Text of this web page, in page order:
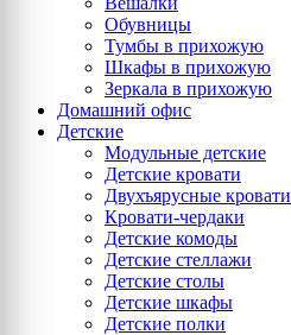
Обувницы
Тумбы в прихожую
Шкафы в прихожую
Зеркала в прихожую
Домашний офис
Детские
Модульные детские
Детские кровати
Двухъярусные кровати
Кровати-чердаки
Детские комоды
Детские стеллажи
Детские столы
Детские шкафы
Детские полки